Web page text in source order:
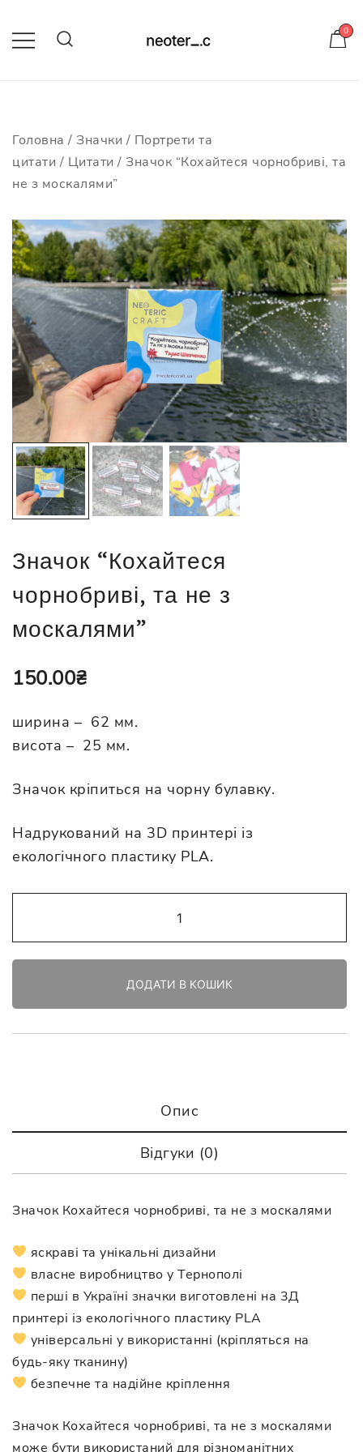
content
0
Головна / Значки / Портрети та
цитати / Цитати / Значок “Кохайтеся чорнобриві, та
не з москалями”
Значок “Кохайтеся
чорнобриві, та не з
москалями”
150.00₴
ширина – 62 мм.
висота – 25 мм.
Значок кріпиться на чорну булавку.
Надрукований на 3D принтері із
екологічного пластику PLA.
“Кохайтеся
чорнобриві,
не
з
москалями”
ДОДАТИ В КОШИК
Опис
Відгуки (0)
Значок Кохайтеся чорнобриві, та не з москалями
яскраві та унікальні дизайни
власне виробництво у Тернополі
перші в Україні значки виготовлені на 3Д
принтері із екологічного пластику PLA
універсальні у використанні (кріпляться на
будь-яку тканину)
безпечне та надійне кріплення
Значок Кохайтеся чорнобриві, та не з москалями
може бути використаний для різноманітних